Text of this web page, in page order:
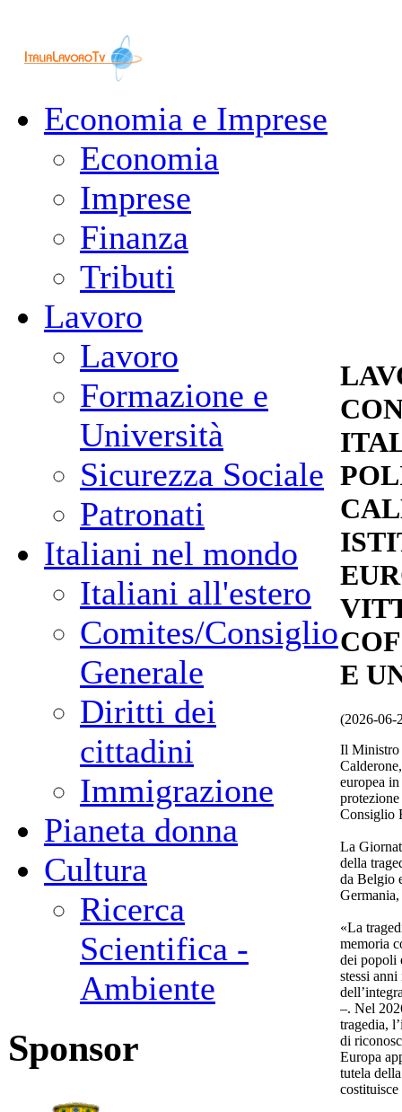
Economia e Imprese
Economia
Imprese
Finanza
Tributi
Lavoro
Lavoro
Formazione e
Università
Sicurezza Sociale
Patronati
Italiani nel mondo
Italiani all'estero
Comites/Consiglio
Generale
Diritti dei
cittadini
Immigrazione
Pianeta donna
Cultura
Ricerca
Scientifica -
Ambiente
Sponsor
E
(2026-06-
Il Ministro
europea
Consiglio
La
della
da Belgio
«La
memoria
dei popoli
stessi
–. Nel
tragedia,
di
Europa
tutela